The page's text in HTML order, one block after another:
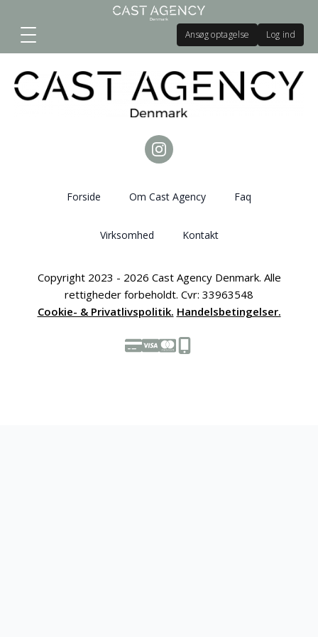
Ansøg optagelse Log ind
Forside Om Cast Agency Faq
Virksomhed Kontakt
Copyright 2023 - 2026 Cast Agency Denmark. Alle
rettigheder forbeholdt. Cvr: 33963548
Cookie- & Privatlivspolitik. Handelsbetingelser.